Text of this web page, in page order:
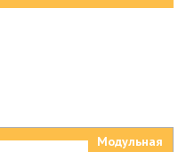
Модульная